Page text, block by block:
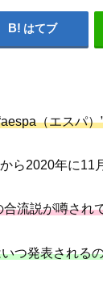
はてブ
（エスパ）
ら2020年に11
合流説が噂され
つ発表される